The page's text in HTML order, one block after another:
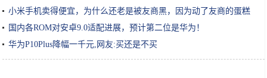
小米手机卖得便宜，为什么还老是被友商黑，因为动了友商的蛋糕
国内各ROM对安卓9.0适配进展，预计第二位是华为！
华为P10Plus降幅一千元,网友:买还是不买